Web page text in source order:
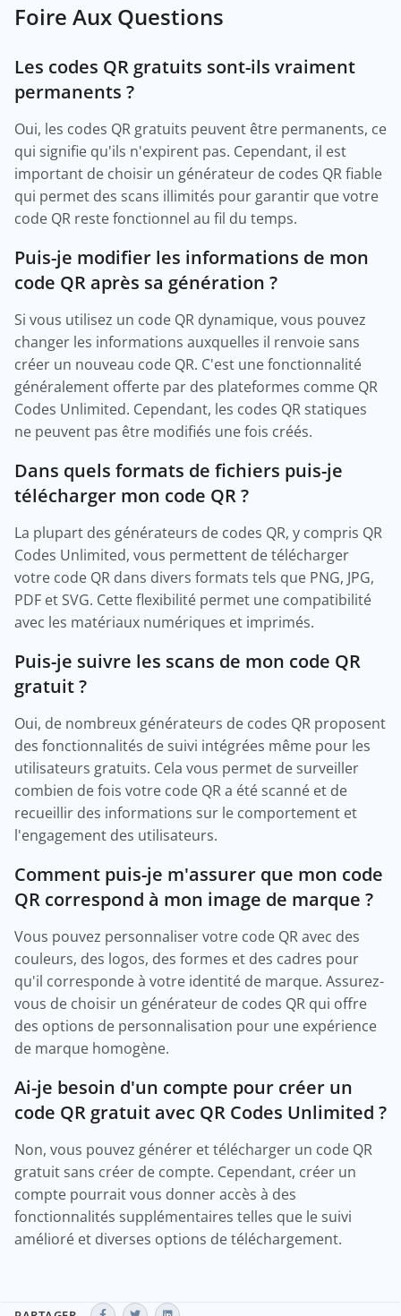
Foire Aux Questions
Les codes QR gratuits sont-ils vraiment
permanents ?
Oui, les codes QR gratuits peuvent être permanents, ce
qui signifie qu'ils n'expirent pas. Cependant, il est
important de choisir un générateur de codes QR fiable
qui permet des scans illimités pour garantir que votre
code QR reste fonctionnel au fil du temps.
Puis-je modifier les informations de mon
code QR après sa génération ?
Si vous utilisez un code QR dynamique, vous pouvez
changer les informations auxquelles il renvoie sans
créer un nouveau code QR. C'est une fonctionnalité
généralement offerte par des plateformes comme QR
Codes Unlimited. Cependant, les codes QR statiques
ne peuvent pas être modifiés une fois créés.
Dans quels formats de fichiers puis-je
télécharger mon code QR ?
La plupart des générateurs de codes QR, y compris QR
Codes Unlimited, vous permettent de télécharger
votre code QR dans divers formats tels que PNG, JPG,
PDF et SVG. Cette flexibilité permet une compatibilité
avec les matériaux numériques et imprimés.
Puis-je suivre les scans de mon code QR
gratuit ?
Oui, de nombreux générateurs de codes QR proposent
des fonctionnalités de suivi intégrées même pour les
utilisateurs gratuits. Cela vous permet de surveiller
combien de fois votre code QR a été scanné et de
recueillir des informations sur le comportement et
l'engagement des utilisateurs.
Comment puis-je m'assurer que mon code
QR correspond à mon image de marque ?
Vous pouvez personnaliser votre code QR avec des
couleurs, des logos, des formes et des cadres pour
qu'il corresponde à votre identité de marque. Assurez-
vous de choisir un générateur de codes QR qui offre
des options de personnalisation pour une expérience
de marque homogène.
Ai-je besoin d'un compte pour créer un
code QR gratuit avec QR Codes Unlimited ?
Non, vous pouvez générer et télécharger un code QR
gratuit sans créer de compte. Cependant, créer un
compte pourrait vous donner accès à des
fonctionnalités supplémentaires telles que le suivi
amélioré et diverses options de téléchargement.